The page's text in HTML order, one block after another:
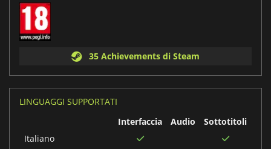
35 Achievements di Steam
LINGUAGGI SUPPORTATI
Interfaccia
Audio
Sottotitoli
Italiano